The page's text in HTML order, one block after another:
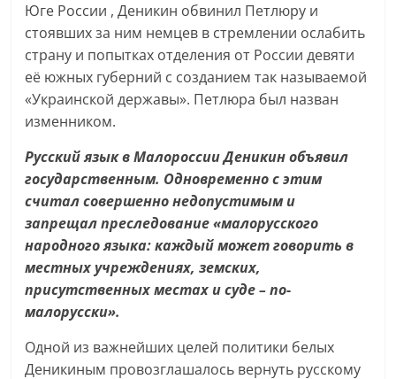
Юге России , Деникин обвинил Петлюру и
стоявших за ним немцев в стремлении ослабить
страну и попытках отделения от России девяти
её южных губерний с созданием так называемой
«Украинской державы». Петлюра был назван
изменником.
Русский язык в Малороссии Деникин объявил
государственным. Одновременно с этим
считал совершенно недопустимым и
запрещал преследование «малорусского
народного языка: каждый может говорить в
местных учреждениях, земских,
присутственных местах и суде – по-
малорусски».
Одной из важнейших целей политики белых
Деникиным провозглашалось вернуть русскому